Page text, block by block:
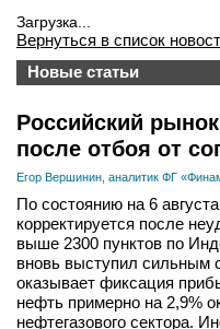
Загрузка...
Вернуться в список
Новые статьи
Российский
после отбоя от
Егор Вершинин, аналитик ФГ
По состоянию на 6
корректируется после
выше 2300 пунктов по
вновь выступил сильным
оказывает фиксация
нефть примерно на 2,9%
нефтегазового сектора.